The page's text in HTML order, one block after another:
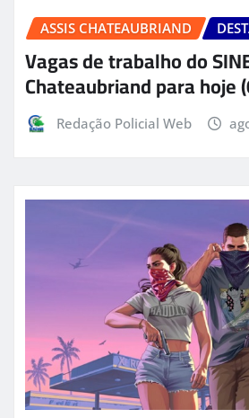
ASSIS CHATEAUBRIAND
Vagas de trabalho do
Chateaubriand para hoje
Redação Policial Web